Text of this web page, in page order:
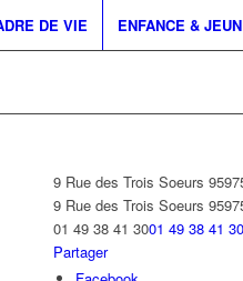
DE VIE ENFANCE &
9 Rue des Trois Soeurs
9 Rue des Trois Soeurs
01 49 38 41 3001 49 38 41 30
Partager